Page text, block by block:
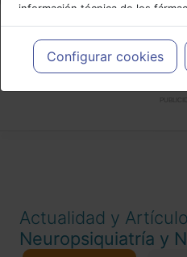
información técnica de los
meramente informativo, siendo
profesionales facultados
cada caso concreto, el
necesidades del paciente.
Configurar cookies
Actualidad y
Neuropsiquiatría y